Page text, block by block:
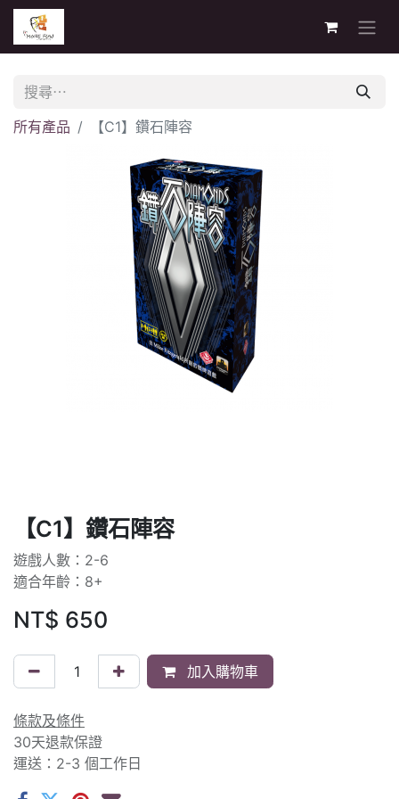
所有產品 【C1】鑽石陣容
【C1】鑽石陣容
遊戲人數：2-6
適合年齡：8+
NT$ 650
加入購物車
條款及條件
30天退款保證
運送：2-3 個工作日